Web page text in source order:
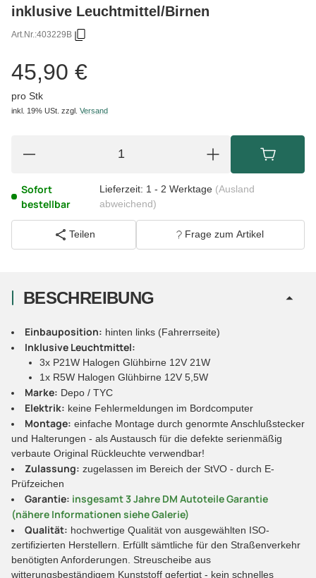
inklusive Leuchtmittel/Birnen
Art.Nr.:403229B
45,90 €
pro Stk
inkl. 19% USt. zzgl. Versand
Sofort
bestellbar
Lieferzeit: 1 - 2 Werktage (Ausland
abweichend)
Teilen Frage zum Artikel
BESCHREIBUNG
Einbauposition: hinten links (Fahrerrseite)
Inklusive Leuchtmittel:
3x P21W Halogen Glühbirne 12V 21W
1x R5W Halogen Glühbirne 12V 5,5W
Marke: Depo / TYC
Elektrik: keine Fehlermeldungen im Bordcomputer
Montage: einfache Montage durch genormte Anschlußstecker
und Halterungen - als Austausch für die defekte serienmäßig
verbaute Original Rückleuchte verwendbar!
Zulassung: zugelassen im Bereich der StVO - durch E-
Prüfzeichen
Garantie: insgesamt 3 Jahre DM Autoteile Garantie
(nähere Informationen siehe Galerie)
Qualität: hochwertige Qualität von ausgewählten ISO-
zertifizierten Herstellern. Erfüllt sämtliche für den Straßenverkehr
benötigten Anforderungen. Streuscheibe aus
witterungsbeständigem Kunststoff gefertigt - kein schnelles